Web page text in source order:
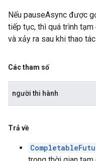
Nếu pauseAsync được
tiếp tục, thì quá trình
và xảy ra sau khi thao
Các tham số
người thi hành
Trả về